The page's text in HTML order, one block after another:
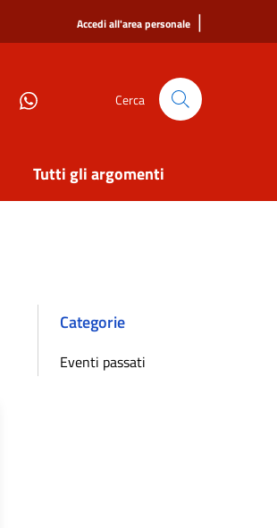
Accedi all'area personale |
Cerca
Tutti gli argomenti
Categorie
Eventi passati